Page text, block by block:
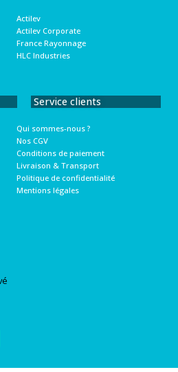
Actilev
Actilev Corporate
France Rayonnage
HLC Industries
Service clients
Qui sommes-nous ?
Nos CGV
Conditions de paiement
Livraison & Transport
Politique de confidentialité
Mentions légales